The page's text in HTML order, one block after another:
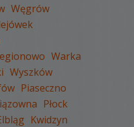
Węgrów
Warka
Wyszków
Piaseczno
Płock
Kwidzyn